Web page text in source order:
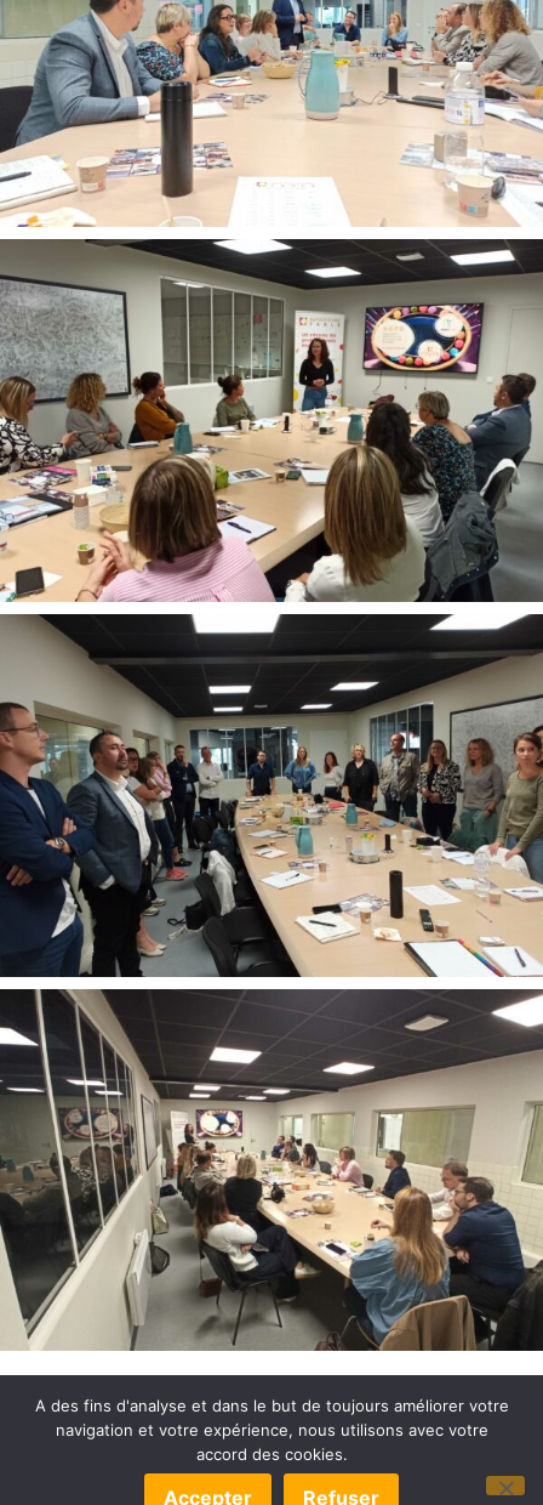
© 2022-2025 OLB DÉVELOPPEMENT –MENTIONS LÉGALES
A des fins d'analyse et dans le but de toujours améliorer votre
navigation et votre expérience, nous utilisons avec votre
accord des cookies.
Accepter Refuser